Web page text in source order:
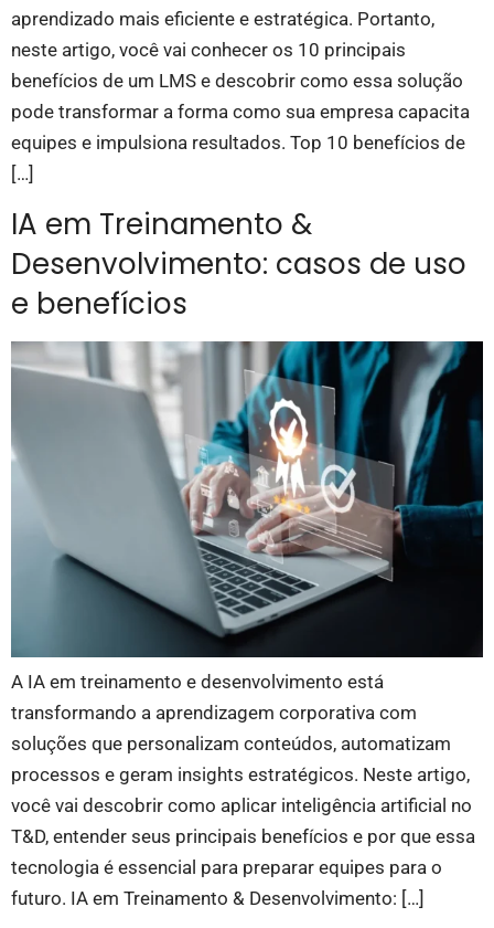
aprendizado mais eficiente e estratégica. Portanto,
neste artigo, você vai conhecer os 10 principais
benefícios de um LMS e descobrir como essa solução
pode transformar a forma como sua empresa capacita
equipes e impulsiona resultados. Top 10 benefícios de
[…]
IA em Treinamento &
Desenvolvimento: casos de uso
e benefícios
A IA em treinamento e desenvolvimento está
transformando a aprendizagem corporativa com
soluções que personalizam conteúdos, automatizam
processos e geram insights estratégicos. Neste artigo,
você vai descobrir como aplicar inteligência artificial no
T&D, entender seus principais benefícios e por que essa
tecnologia é essencial para preparar equipes para o
futuro. IA em Treinamento & Desenvolvimento: […]